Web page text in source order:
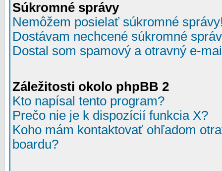
Súkromné správy
Nemôžem posielať súkromné
Dostávam nechcené súkromné
Dostal som spamový a otravný e-
Záležitosti okolo phpBB 2
Kto napísal tento program?
Prečo nie je k dispozícií funkcia X?
Koho mám kontaktovať ohľadom
boardu?